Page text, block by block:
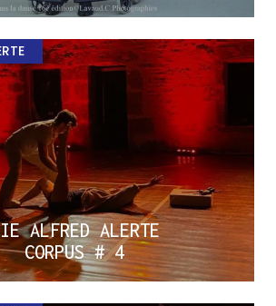
ALFRED ALERTE
CORPUS # 4